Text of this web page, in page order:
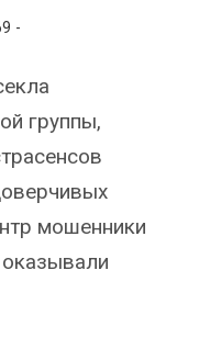
-
группы,
мошенники